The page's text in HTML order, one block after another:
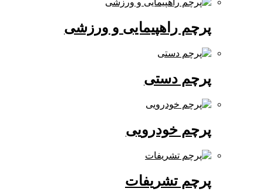
پرچم راهپیمایی و ورزشی
پرچم دستی
پرچم خودرویی
پرچم تشریفات